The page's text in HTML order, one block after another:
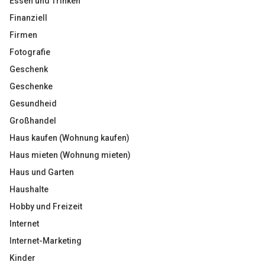
Finanziell
Firmen
Fotografie
Geschenk
Geschenke
Gesundheid
Großhandel
Haus kaufen (Wohnung kaufen)
Haus mieten (Wohnung mieten)
Haus und Garten
Haushalte
Hobby und Freizeit
Internet
Internet-Marketing
Kinder